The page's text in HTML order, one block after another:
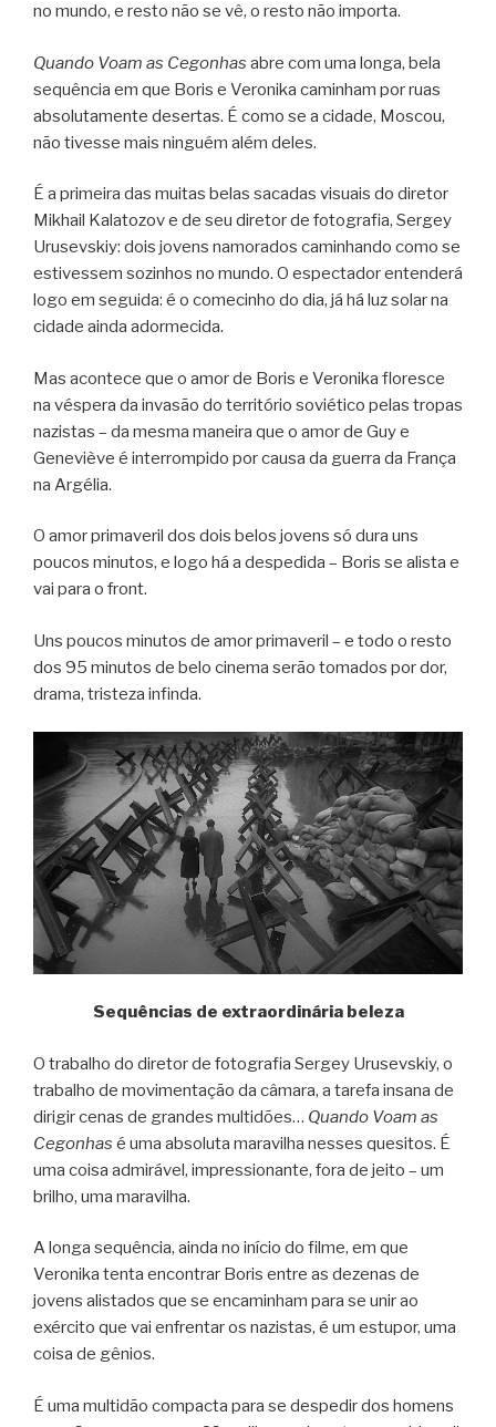
no mundo, e resto não se vê, o resto não importa.
Quando Voam as Cegonhas abre com uma longa, bela
sequência em que Boris e Veronika caminham por ruas
absolutamente desertas. É como se a cidade, Moscou,
não tivesse mais ninguém além deles.
É a primeira das muitas belas sacadas visuais do diretor
Mikhail Kalatozov e de seu diretor de fotografia, Sergey
Urusevskiy: dois jovens namorados caminhando como se
estivessem sozinhos no mundo. O espectador entenderá
logo em seguida: é o comecinho do dia, já há luz solar na
cidade ainda adormecida.
Mas acontece que o amor de Boris e Veronika floresce
na véspera da invasão do território soviético pelas tropas
nazistas – da mesma maneira que o amor de Guy e
Geneviève é interrompido por causa da guerra da França
na Argélia.
O amor primaveril dos dois belos jovens só dura uns
poucos minutos, e logo há a despedida – Boris se alista e
vai para o front.
Uns poucos minutos de amor primaveril – e todo o resto
dos 95 minutos de belo cinema serão tomados por dor,
drama, tristeza infinda.
Sequências de extraordinária beleza
O trabalho do diretor de fotografia Sergey Urusevskiy, o
trabalho de movimentação da câmara, a tarefa insana de
dirigir cenas de grandes multidões… Quando Voam as
Cegonhas é uma absoluta maravilha nesses quesitos. É
uma coisa admirável, impressionante, fora de jeito – um
brilho, uma maravilha.
A longa sequência, ainda no início do filme, em que
Veronika tenta encontrar Boris entre as dezenas de
jovens alistados que se encaminham para se unir ao
exército que vai enfrentar os nazistas, é um estupor, uma
coisa de gênios.
É uma multidão compacta para se despedir dos homens